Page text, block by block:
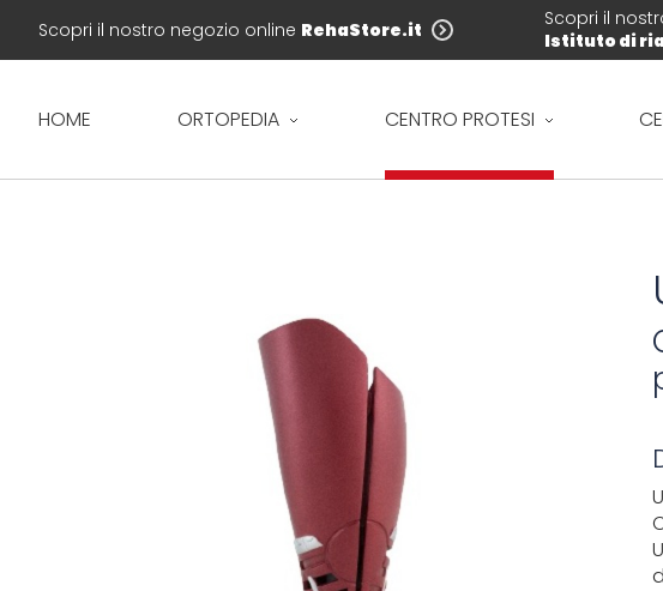
Scopri il nostro negozio online RehaStore.it
Scopri il
Istituto di
HOME ORTOPEDIA CENTRO PROTESI